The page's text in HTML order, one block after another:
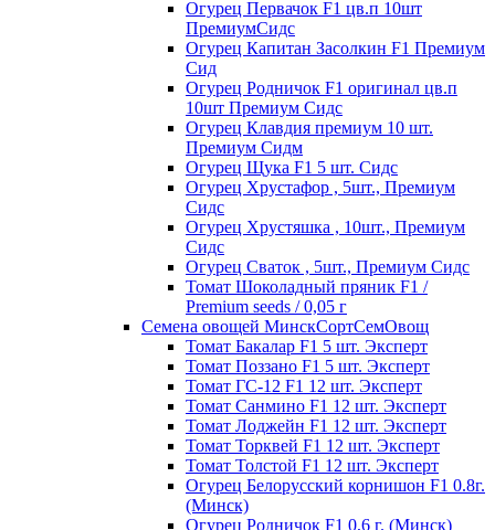
Огурец Первачок F1 цв.п 10шт
ПремиумСидс
Огурец Капитан Засолкин F1 Премиум
Сид
Огурец Родничок F1 оригинал цв.п
10шт Премиум Сидс
Огурец Клавдия премиум 10 шт.
Премиум Сидм
Огурец Щука F1 5 шт. Сидс
Огурец Хрустафор , 5шт., Премиум
Сидс
Огурец Хрустяшка , 10шт., Премиум
Сидс
Огурец Сваток , 5шт., Премиум Сидс
Томат Шоколадный пряник F1 /
Premium seeds / 0,05 г
Семена овощей МинскСортСемОвощ
Томат Бакалар F1 5 шт. Эксперт
Томат Поззано F1 5 шт. Эксперт
Томат ГС-12 F1 12 шт. Эксперт
Томат Санмино F1 12 шт. Эксперт
Томат Лоджейн F1 12 шт. Эксперт
Томат Торквей F1 12 шт. Эксперт
Томат Толстой F1 12 шт. Эксперт
Огурец Белорусский корнишон F1 0.8г.
(Минск)
Огурец Родничок F1 0,6 г. (Минск)